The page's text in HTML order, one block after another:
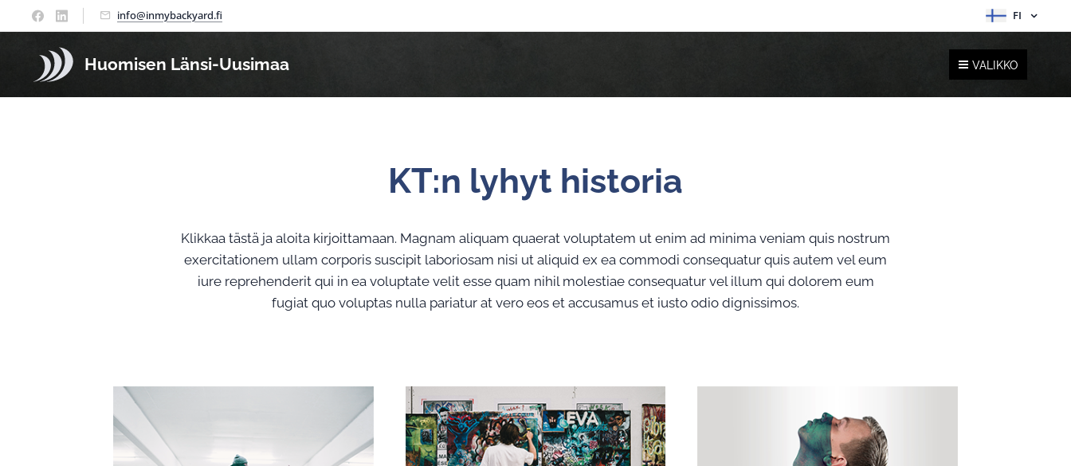
info@inmybackyard.fi FI
Huomisen Länsi-Uusimaa VALIKKO
KT:n lyhyt historia
Klikkaa tästä ja aloita kirjoittamaan. Magnam aliquam quaerat voluptatem ut enim ad minima veniam quis nostrum
exercitationem ullam corporis suscipit laboriosam nisi ut aliquid ex ea commodi consequatur quis autem vel eum
iure reprehenderit qui in ea voluptate velit esse quam nihil molestiae consequatur vel illum qui dolorem eum
fugiat quo voluptas nulla pariatur at vero eos et accusamus et iusto odio dignissimos.